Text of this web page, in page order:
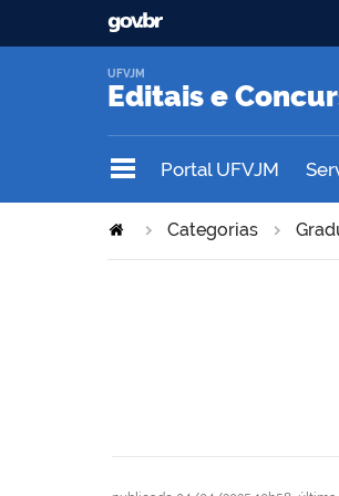
Editais e
UFVJM
Portal UFVJM
Categorias